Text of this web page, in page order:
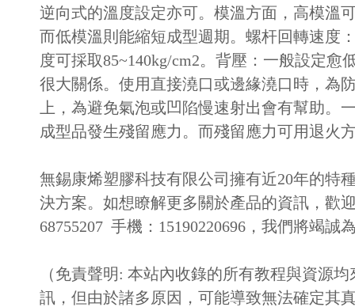
逆向式的溫度設定亦可。模溫方面，高模溫
而低模溫則能縮短成型週期。螺杆回轉速度
度可採取85~140kg/cm2。背壓：一般設定
很大關係。使用直接澆口或邊緣澆口時，為
上，為避免氣泡或凹陷慢速射出會有幫助
成型品發生殘留應力。而殘留應力可用退火
無錫康烯塑膠科技有限公司擁有近20年的特
決方案。如想瞭解更多關於產品的資訊，歡
68755207 手機：15190220696，我們將竭誠
（免責聲明: 本站內收錄的所有教程與資源
訊，但由於諸多原因，可能導致無法確定其